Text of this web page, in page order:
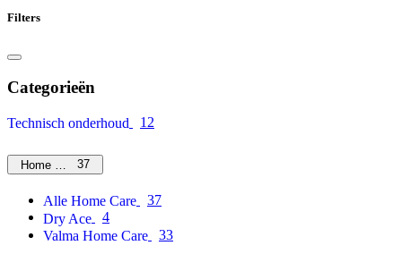
Filters
Categorieën
Technisch onderhoud 12
Home Care37
Alle Home Care
37
Dry Ace
4
Valma Home Care
33